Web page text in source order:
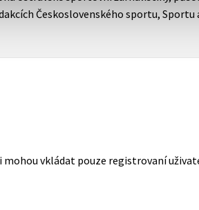
Československého sportu, Sportu
mohou vkládat pouze registrovaní